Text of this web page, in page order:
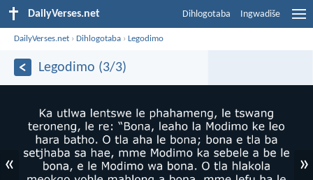
DailyVerses.net Dihlogotaba Ingwadiše
DailyVerses.net ›Dihlogotaba ›Legodimo
Legodimo (3/3)
« »